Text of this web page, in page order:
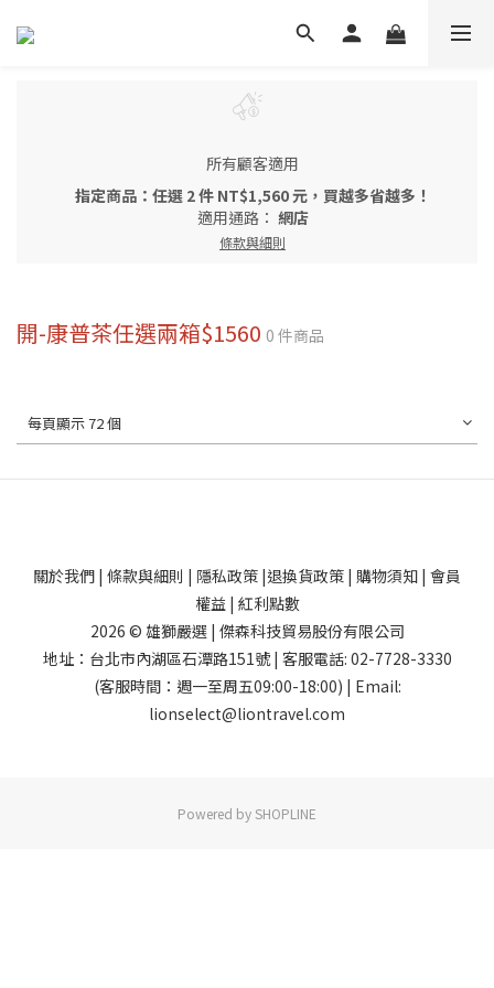
所有顧客適用
指定商品：任選 2 件 NT$1,560 元，買越多省越多！
適用通路： 網店
條款與細則
開-康普茶任選兩箱$1560 0 件商品
每頁顯示 72 個
關於我們 | 條款與細則 | 隱私政策 |退換貨政策 | 購物須知 | 會員
權益 | 紅利點數
2026 © 雄獅嚴選 | 傑森科技貿易股份有限公司
地址：台北市內湖區石潭路151號 | 客服電話: 02-7728-3330
(客服時間：週一至周五09:00-18:00) | Email:
lionselect@liontravel.com
Powered by SHOPLINE